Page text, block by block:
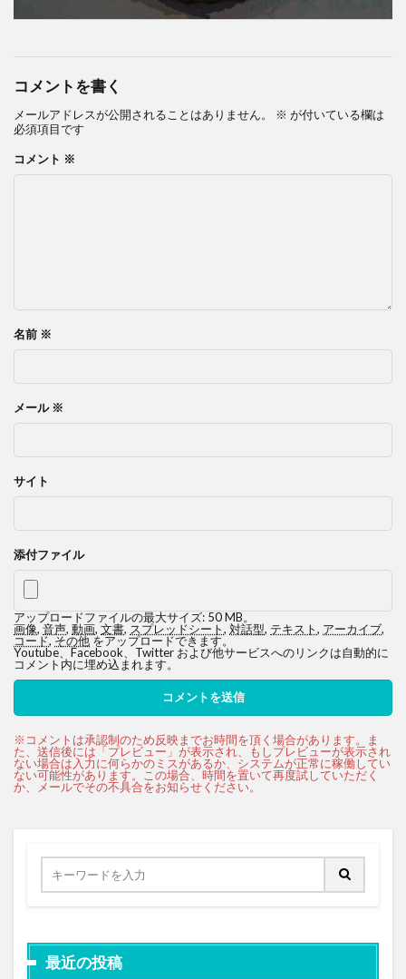
コメントを書く
メールアドレスが公開されることはありません。 ※ が付いている欄は
必須項目です
コメント ※
名前 ※
メール ※
サイト
添付ファイル
アップロードファイルの最大サイズ: 50 MB。
画像, 音声, 動画, 文書, スプレッドシート, 対話型, テキスト, アーカイブ,
コード,その他をアップロードできます。
Youtube、Facebook、Twitter および他サービスへのリンクは自動的に
コメント内に埋め込まれます。
最近の投稿